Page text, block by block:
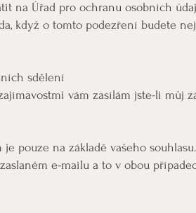
na Úřad pro ochranu osobních
když o tomto podezření budete
sdělení
vám zasílám jste-li můj
je pouze na základě vašeho
e-mailu a to v obou